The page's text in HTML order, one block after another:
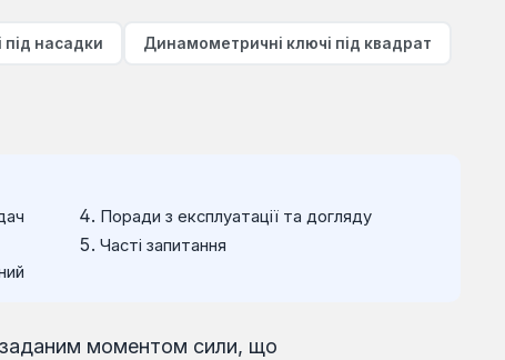
насадки Динамометричні ключі під квадрат
Поради з експлуатації та догляду
Часті запитання
заданим моментом сили, що